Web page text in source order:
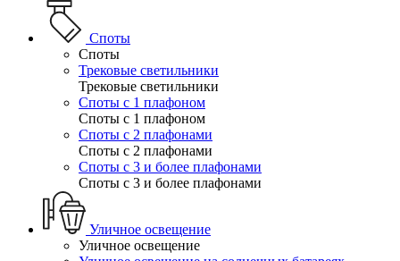
Споты
Споты
Трековые светильники
Трековые светильники
Споты с 1 плафоном
Споты с 1 плафоном
Споты с 2 плафонами
Споты с 2 плафонами
Споты с 3 и более плафонами
Споты с 3 и более плафонами
Уличное освещение
Уличное освещение